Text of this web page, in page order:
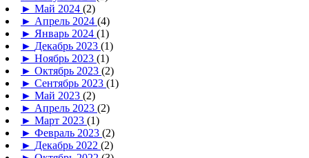
► Май 2024 (2)
► Апрель 2024 (4)
► Январь 2024 (1)
► Декабрь 2023 (1)
► Ноябрь 2023 (1)
► Октябрь 2023 (2)
► Сентябрь 2023 (1)
► Май 2023 (2)
► Апрель 2023 (2)
► Март 2023 (1)
► Февраль 2023 (2)
► Декабрь 2022 (2)